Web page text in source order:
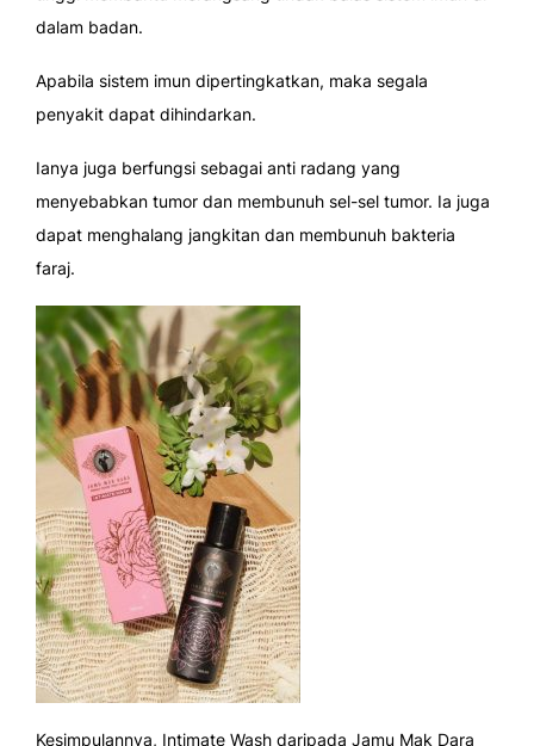
dalam badan.
Apabila sistem imun dipertingkatkan, maka segala
penyakit dapat dihindarkan.
Ianya juga berfungsi sebagai anti radang yang
menyebabkan tumor dan membunuh sel-sel tumor. Ia juga
dapat menghalang jangkitan dan membunuh bakteria
faraj.
Kesimpulannya, Intimate Wash daripada Jamu Mak Dara